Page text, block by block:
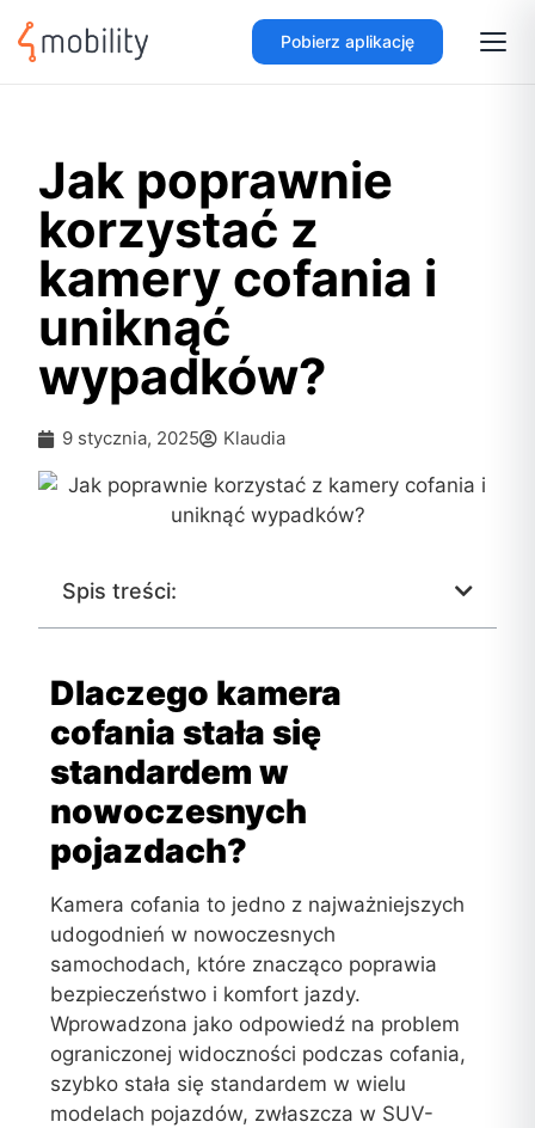
Pobierz aplikację
Jak poprawnie
korzystać z
kamery cofania i
uniknąć
wypadków?
9 stycznia, 2025 Klaudia
Spis treści:
Dlaczego kamera
cofania stała się
standardem w
nowoczesnych
pojazdach?
Kamera cofania to jedno z najważniejszych
udogodnień w nowoczesnych
samochodach, które znacząco poprawia
bezpieczeństwo i komfort jazdy.
Wprowadzona jako odpowiedź na problem
ograniczonej widoczności podczas cofania,
szybko stała się standardem w wielu
modelach pojazdów, zwłaszcza w SUV-